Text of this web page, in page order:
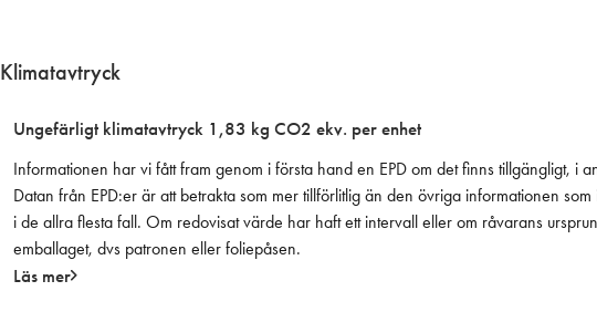
1
m
m
,
m
e
d
Klimatavtryck
Ungefärligt klimatavtryck 1,83 kg CO2 ekv. per enhet
Informationen har vi fått fram genom i första hand en EPD om det finns tillgängligt,
Datan från EPD:er är att betrakta som mer tillförlitlig än den övriga informationen
i de allra flesta fall. Om redovisat värde har haft ett intervall eller om råvarans
emballaget, dvs patronen eller foliepåsen.
Läs mer